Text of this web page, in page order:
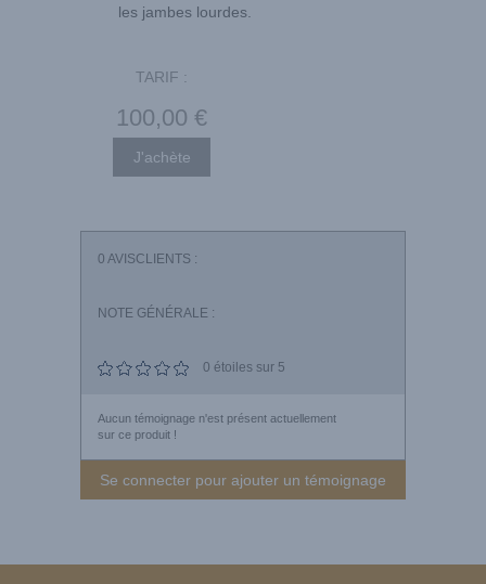
les jambes lourdes.
TARIF :
100,00 €
0 AVISCLIENTS :
NOTE GÉNÉRALE :
0 étoiles sur 5
Aucun témoignage n'est présent actuellement
sur ce produit !
Se connecter pour ajouter un témoignage